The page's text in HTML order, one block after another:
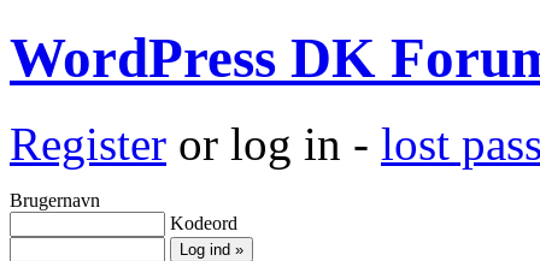
WordPress DK
Register or log in - lost
Brugernavn
Kodeord